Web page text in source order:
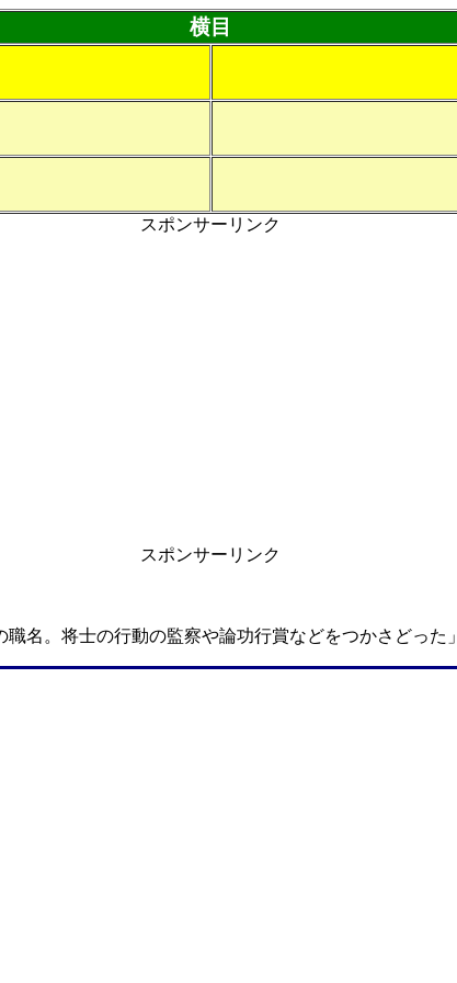
横目
スポンサーリンク
スポンサーリンク
名。将士の行動の監察や論功行賞などをつかさどった」